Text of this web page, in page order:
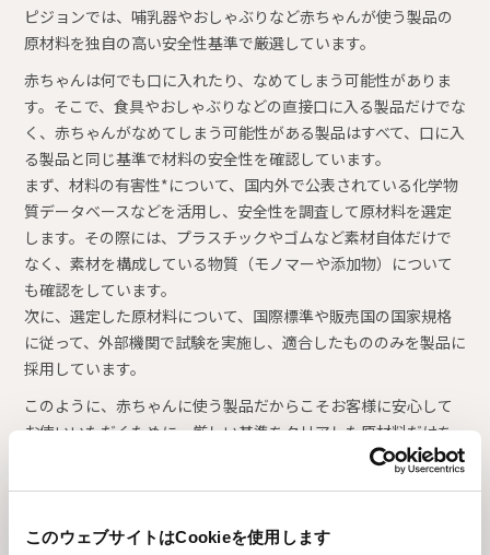
このウェブサイトはCookieを使用します
ピジョンでは、哺乳器やおしゃぶりなど赤ちゃんが使う製品の
原材料を独自の高い安全性基準で厳選しています。
赤ちゃんは何でも口に入れたり、なめてしまう可能性がありま
す。そこで、食具やおしゃぶりなどの直接口に入る製品だけでな
く、赤ちゃんがなめてしまう可能性がある製品はすべて、口に入
る製品と同じ基準で材料の安全性を確認しています。
まず、材料の有害性*について、国内外で公表されている化学物
質データベースなどを活用し、安全性を調査して原材料を選定
します。その際には、プラスチックやゴムなど素材自体だけで
なく、素材を構成している物質（モノマーや添加物）について
も確認をしています。
次に、選定した原材料について、国際標準や販売国の国家規格
に従って、外部機関で試験を実施し、適合したもののみを製品に
採用しています。
このように、赤ちゃんに使う製品だからこそお客様に安心して
お使いいただくために、厳しい基準をクリアした原材料だけを
*発がん性、変異原性、生殖毒性、内分泌かく乱作用等